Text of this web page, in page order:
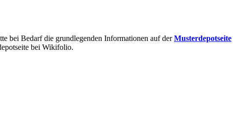
bei Bedarf die grundlegenden Informationen auf derMusterdepotseite
bei Wikifolio.